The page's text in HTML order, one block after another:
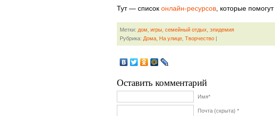
Тут — список онлайн-ресурсов , которые
Метки: дом игры семейный отдых эпидемия
Рубрика: Дома На улице Творчество |
Оставить комментарий
Имя*
Почта (скрыта) *